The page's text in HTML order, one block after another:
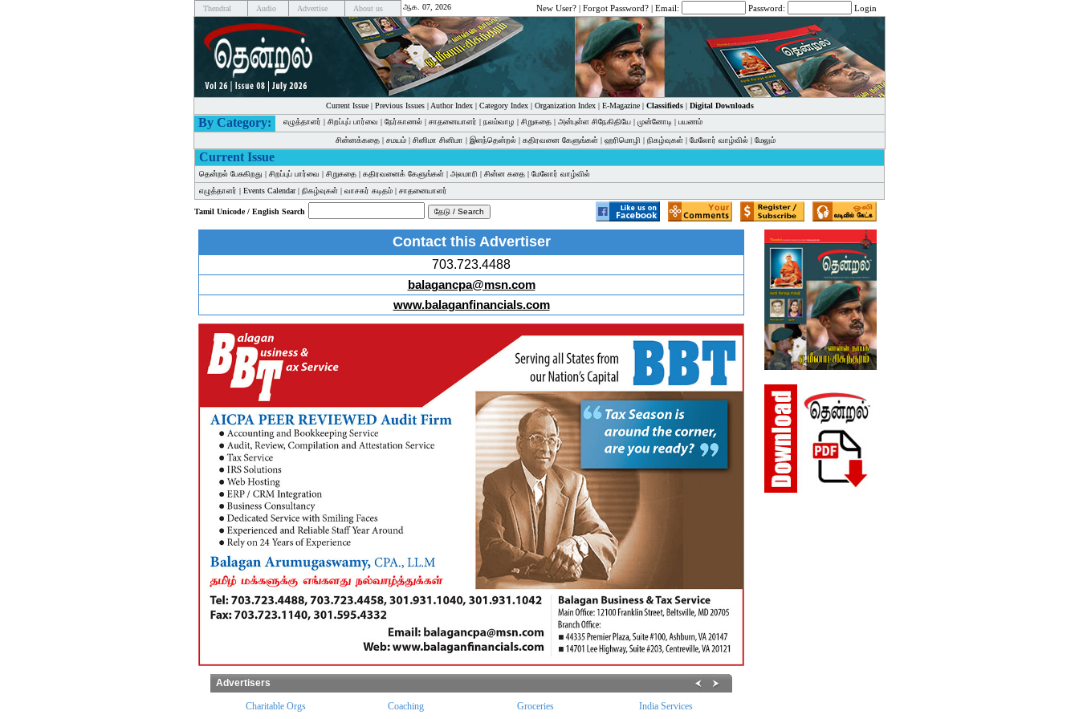
Thendral Audio Advertise About us ஆக. 07, 2026 New User? | Forgot Password? | Email: Password: Login
Current Issue| Previous Issues| Author Index| Category Index| Organization Index| E-Magazine| Classifieds| Digital Downloads
By Category: எழுத்தாளர் | சிறப்புப் பார்வை | நேர்காணல் | சாதனையாளர் | நலம்வாழ | சிறுகதை | அன்புள்ள சிநேகிதியே | முன்னோடி | பயணம்
சின்னக்கதை | சமயம் | சினிமா சினிமா | இளந்தென்றல் | கதிரவனை கேளுங்கள் | ஹரிமொழி | நிகழ்வுகள் | மேலோர் வாழ்வில் | மேலும்
Current Issue
தென்றல் பேசுகிறது | சிறப்புப் பார்வை | சிறுகதை | கதிரவனைக் கேளுங்கள் | அலமாரி | சின்ன கதை | மேலோர் வாழ்வில்
எழுத்தாளர் | Events Calendar| நிகழ்வுகள் | வாசகர் கடிதம் | சாதனையாளர்
Tamil Unicode / English Search
Contact this Advertiser
703.723.4488
balagancpa@msn.com
www.balaganfinancials.com
Advertisers
Charitable Orgs Coaching Groceries India Services